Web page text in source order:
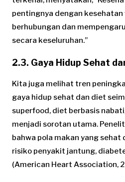
pentingnya dengan kesehatan
berhubungan dan
secara keseluruhan.”
2.3. Gaya Hidup Sehat
Kita juga melihat tren
gaya hidup sehat dan diet
superfood, diet berbasis
menjadi sorotan utama.
bahwa pola makan yang
risiko penyakit jantung,
(American Heart Association,